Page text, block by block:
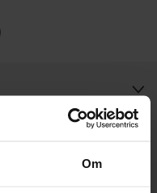
Om